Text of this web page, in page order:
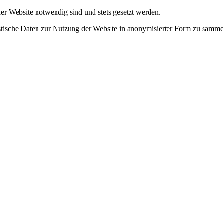
Website notwendig sind und stets gesetzt werden.
Daten zur Nutzung der Website in anonymisierter Form zu